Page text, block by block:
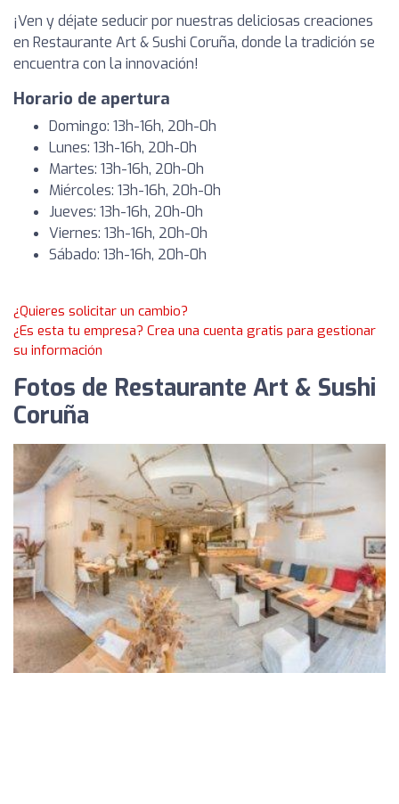
¡Ven y déjate seducir por nuestras deliciosas creaciones
en Restaurante Art & Sushi Coruña, donde la tradición se
encuentra con la innovación!
Horario de apertura
Domingo: 13h-16h, 20h-0h
Lunes: 13h-16h, 20h-0h
Martes: 13h-16h, 20h-0h
Miércoles: 13h-16h, 20h-0h
Jueves: 13h-16h, 20h-0h
Viernes: 13h-16h, 20h-0h
Sábado: 13h-16h, 20h-0h
¿Quieres solicitar un cambio?
¿Es esta tu empresa? Crea una cuenta gratis para gestionar
su información
Fotos de Restaurante Art & Sushi
Coruña